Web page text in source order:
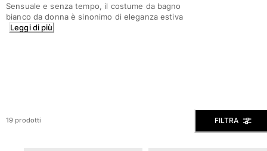
Ricamati Edizione Numerata
Cintura piatta
Sensuale e senza tempo, il costume da bagno
bianco da donna è sinonimo di eleganza estiva
Leggi di più
19 prodotti FILTRA